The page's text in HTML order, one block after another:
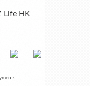
Life HK